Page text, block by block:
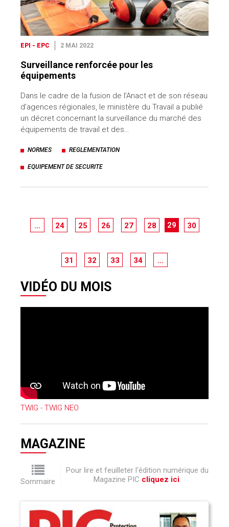
EPI - EPC 2 MAI 2022
Surveillance renforcée pour les
équipements
Dans le cadre de la fusion de l’Anact et de son réseau
d’agences régionales, le ministère du Travail a publié
un décret concernant la surveillance du marché des
équipements de travail et des…
NORMES REGLEMENTATION
EQUIPEMENT DE SECURITE
… 24 25 26 27 28 29 30
31 32 33 34 …
VIDÉO DU MOIS
TWIG - TWIG NEO
MAGAZINE
Sommaire
Pour lire et feuilleter l'édition numérique du
Magazine PIC cliquez ici.